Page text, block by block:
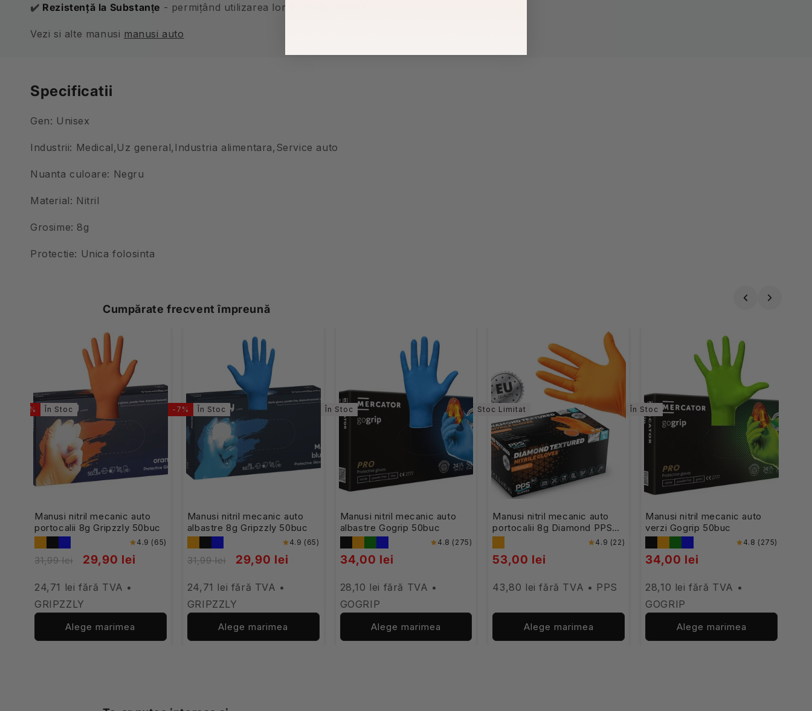
✔️ Rezistenţă la Substanțe - permițând utilizarea lor în medii chimice.
Vezi si alte manusi manusi auto
Specificatii
Gen: Unisex
Industrii: Medical,Uz general,Industria alimentara,Service auto
Nuanta culoare: Negru
Material: Nitril
Grosime: 8g
Protectie: Unica folosinta
Cumpărate frecvent împreună
-7% În Stoc
Manusi nitril mecanic auto
portocalii 8g Gripzzly 50buc
4.9 (65)
31,99 lei 29,90 lei
24,71 lei fără TVA •
GRIPZZLY
Alege marimea
-7% În Stoc
Manusi nitril mecanic auto
albastre 8g Gripzzly 50buc
4.9 (65)
31,99 lei 29,90 lei
24,71 lei fără TVA •
GRIPZZLY
Alege marimea
În Stoc
Manusi nitril mecanic auto
albastre Gogrip 50buc
4.8 (275)
34,00 lei
28,10 lei fără TVA •
GOGRIP
Alege marimea
Stoc Limitat
Manusi nitril mecanic auto
portocalii 8g Diamond PPS
100buc
4.9 (22)
53,00 lei
43,80 lei fără TVA • PPS
Alege marimea
În Stoc
Manusi nitril mecanic auto
verzi Gogrip 50buc
4.8 (275)
34,00 lei
28,10 lei fără TVA •
GOGRIP
Alege marimea